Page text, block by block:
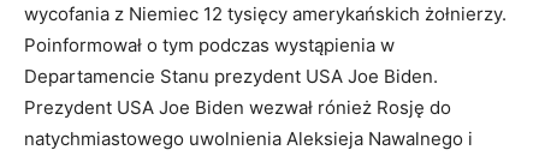
wycofania z Niemiec 12 tysięcy amerykańskich żołnierzy.
Poinformował o tym podczas wystąpienia w
Departamencie Stanu prezydent USA Joe Biden.
Prezydent USA Joe Biden wezwał rónież Rosję do
natychmiastowego uwolnienia Aleksieja Nawalnego i